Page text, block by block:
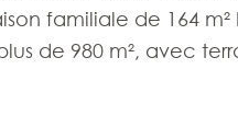
familiale de 164 m²
de 980 m², avec